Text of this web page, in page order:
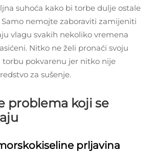
suhoća kako bi torbe dulje ostale
nemojte zaboraviti zamijeniti
vlagu svakih nekoliko vremena
Nitko ne želi pronaći svoju
pokvarenu jer nitko nije
za sušenje.
problema koji se
prljavina